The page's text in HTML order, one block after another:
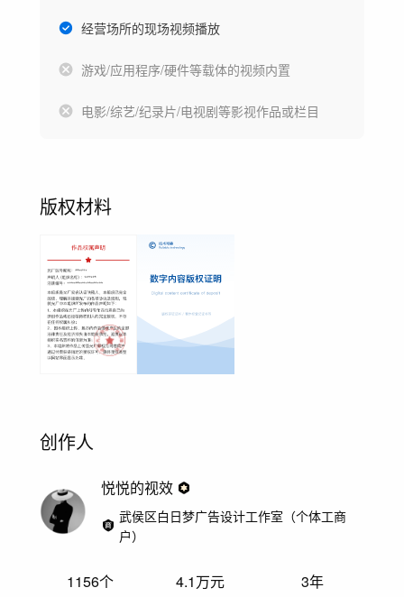
经营场所的现场视频播放
游戏/应用程序/硬件等载体的视频内置
电影/综艺/纪录片/电视剧等影视作品或栏目
版权材料
创作人
悦悦的视效
武侯区白日梦广告设计工作室（个体工商
户）
1156个 4.1万元 3年